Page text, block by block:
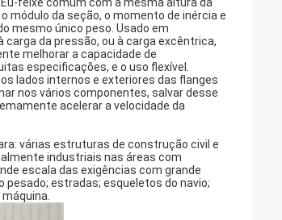
módulo da seção, o momento de inércia e
mesmo único peso. Usado em
da pressão, ou à carga excêntrica,
melhorar a capacidade de
especificações, e o uso flexível.
lados internos e exteriores das flanges
nos vários componentes, salvar desse
acelerar a velocidade da
várias estruturas de construção civil e
industriais nas áreas com
escala das exigências com grande
pesado; estradas; esqueletos do navio;